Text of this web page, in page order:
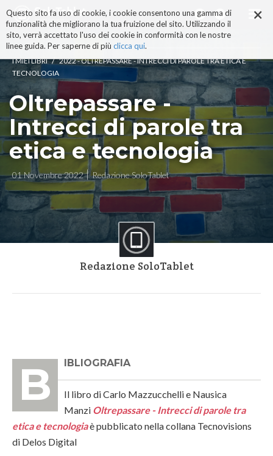
×
Questo sito fa uso di cookie, i cookie consentono una gamma di
funzionalità che migliorano la tua fruizione del sito. Utilizzando il
sito, verrà accettato l'uso dei cookie in conformità con le nostre
linee guida. Per saperne di più clicca qui.
ai
contenuti.
|
alla
navigazione
I MIEI LIBRI / 2022 - OLTREPASSARE - INTRECCI DI PAROLE TRA ETICA E
TECNOLOGIA
Oltrepassare -
Intrecci di parole tra
etica e tecnologia
01 Novembre 2022 Redazione SoloTablet
Redazione SoloTablet
BIBLIOGRAFIA
Il libro di Carlo Mazzucchelli e Nausica
Manzi Oltrepassare - Intrecci di parole tra
etica e tecnologiaè pubblicato nella collana Tecnovisions
di Delos Digital